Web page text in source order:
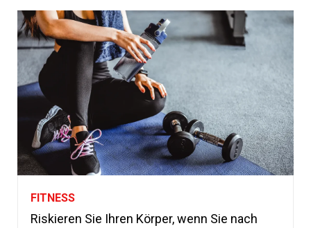
FITNESS
Riskieren Sie Ihren Körper, wenn Sie nach